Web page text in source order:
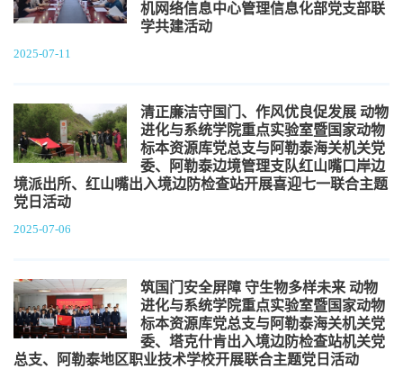
机网络信息中心管理信息化部党支部联
学共建活动
2025-07-11
清正廉洁守国门、作风优良促发展 动物
进化与系统学院重点实验室暨国家动物
标本资源库党总支与阿勒泰海关机关党
委、阿勒泰边境管理支队红山嘴口岸边
境派出所、红山嘴出入境边防检查站开展喜迎七一联合主题
党日活动
2025-07-06
筑国门安全屏障 守生物多样未来 动物
进化与系统学院重点实验室暨国家动物
标本资源库党总支与阿勒泰海关机关党
委、塔克什肯出入境边防检查站机关党
总支、阿勒泰地区职业技术学校开展联合主题党日活动